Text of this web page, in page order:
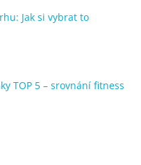
Jak si vybrat to
TOP 5 – srovnání fitness